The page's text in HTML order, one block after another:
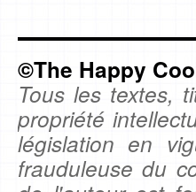
©The Happy
Tous les textes,
propriété
législation en
frauduleuse du